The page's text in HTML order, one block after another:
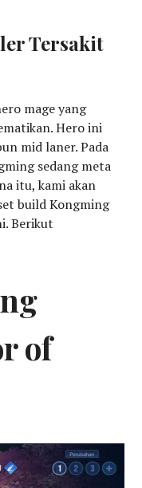
Tersakit
mage yang
Hero ini
mid laner. Pada
sedang meta
itu, kami akan
build Kongming
Berikut
of